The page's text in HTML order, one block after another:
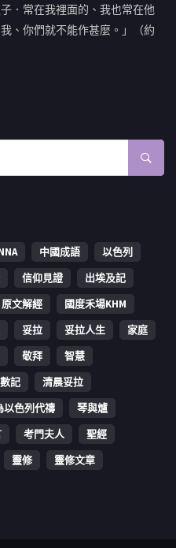
．常在我裡面的、我也常在他
、你們就不能作甚麼。」（約
中國成語
以色列
信仰見證
出埃及記
原文解經
國度禾場KHM
妥拉 妥拉人生
家庭
敬拜
智慧
記
清晨妥拉
以色列代禱
琴與爐
考門夫人
聖經
靈修 靈修文章